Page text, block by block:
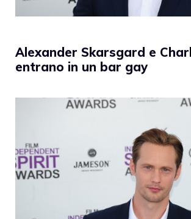
Alexander Skarsgard e
entrano in un bar gay